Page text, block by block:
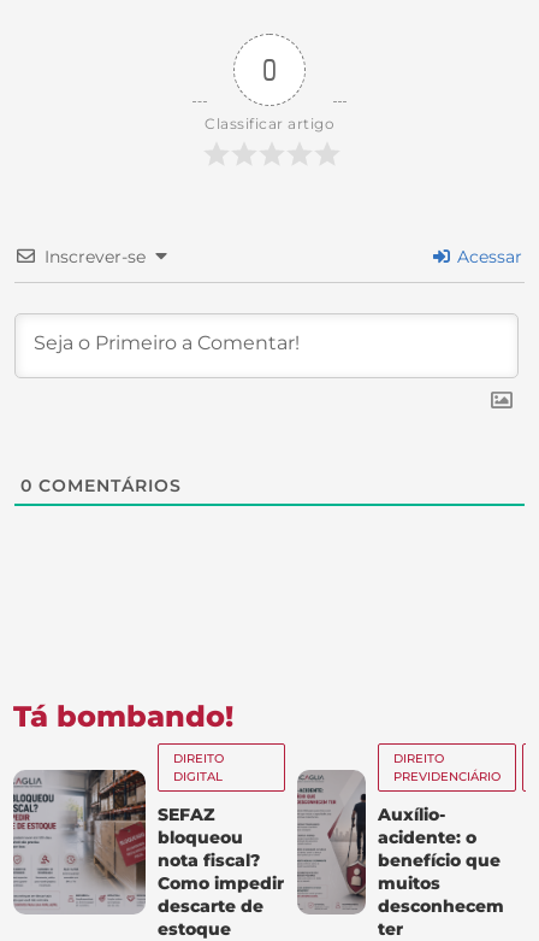
0
Classificar artigo
Inscrever-se Acessar
0 COMENTÁRIOS
Tá bombando!
DIREITO
DIGITAL
SEFAZ
bloqueou
nota fiscal?
Como impedir
descarte de
estoque
DIREITO
PREVIDENCIÁRIO
Auxílio-
acidente: o
benefício que
muitos
desconhecem
ter